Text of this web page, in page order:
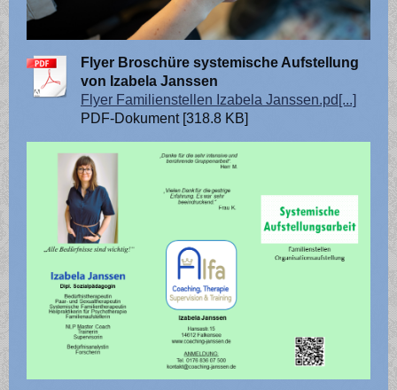
Flyer Broschüre systemische Aufstellung
von Izabela Janssen
Flyer Familienstellen Izabela Janssen.pd[...]
PDF-Dokument [318.8 KB]